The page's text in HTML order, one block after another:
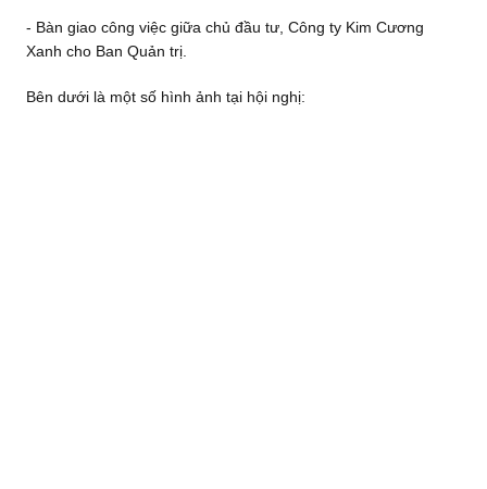
- Bàn giao công việc giữa chủ đầu tư, Công ty Kim Cương
Xanh cho Ban Quản trị.
Bên dưới là một số hình ảnh tại hội nghị: